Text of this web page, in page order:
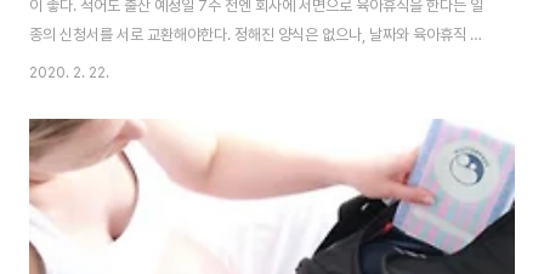
이 좋다. 적어도 출산 예정일 7주 전엔 회사에 서면으로 육아휴직을 한다는 일
종의 신청서를 서로 교환해야한다. 정해진 양식은 없으나, 날짜와 육아휴직 기
간 등을 명기하여 회사에 제출해한다. 그러면 몇 일 뒤 서면으로 회사 측으로 부
로 교환해야 한다. 예비 엄마의 경우, 출산예정일 6주 전엔
'Mutterschutzgesetz 라는 엄마 보호법'으로 인해 휴직을 시작할 수 있고,
월급은 100% 받을 수 있다. 그 후 육아휴직, 즉 Elternzeit를 시작하는 것이
일반적이다.본인의 경우, 내가 출산 예정일부터 휴직을 하고자하였다. 이 부분
을 내 직속 팀장..
2020. 2. 22.